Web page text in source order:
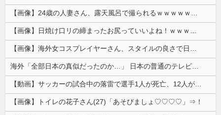
【画像】24歳の人妻さん、露天風呂で撮られるｗｗｗｗｗｗｗｗｗｗｗｗｗｗｗｗｗ
【画像】日焼け口リの締まったお尻っていいよね！ｗｗｗｗｗ
【画像】海外女コスプレイヤーさん、スタイルの良さで日本人を圧倒してしまう 【Pickup06072001】
海外「全部日本の真似だったのか…」 日本の普通のテレビ番組が最新SNSの数十年先を行っていたと話題に
【動画】サッカーの試合中の落雷で選手1人が死亡、12人が負傷した事故。
【画像】トイレの花子さん(27)「あそびましょ♡♡♡♡」⇒！